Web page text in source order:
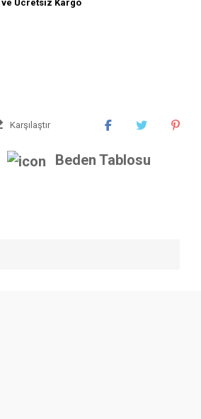
ve Ücretsiz Kargo
Karşılaştır
Beden Tablosu